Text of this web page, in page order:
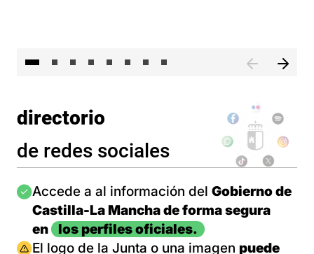
directorio
de redes sociales
Imagen
Accede a al información del Gobierno de
Castilla-La Mancha de forma segura
en
los perfiles oficiales.
Imagen
El logo de la Junta o una imagen puede